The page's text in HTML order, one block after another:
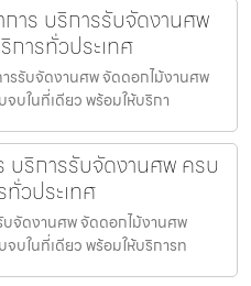
าร บริการรับจัดงานศพ
การทั่วประเทศ
รรับจัดงานศพ จัดดอกไม้งานศพ
บในที่เดียว พร้อมให้บริกา
บริการรับจัดงานศพ ครบ
วประเทศ
บจัดงานศพ จัดดอกไม้งานศพ
บในที่เดียว พร้อมให้บริการท